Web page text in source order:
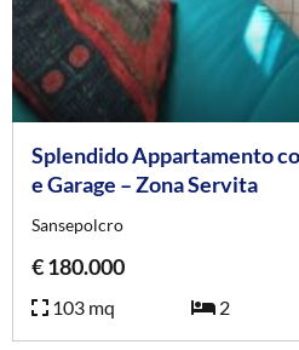
Splendido Appartamento
e Garage – Zona Servita
Sansepolcro
€ 180.000
103 mq 2